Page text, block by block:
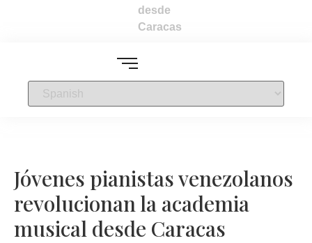
desde
Caracas
Jóvenes pianistas venezolanos
revolucionan la academia
musical desde Caracas